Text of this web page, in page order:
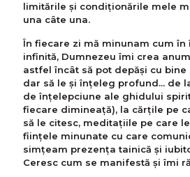
limitările și condiționările mele
una câte una.
În fiecare zi mă minunam cum în
infinită, Dumnezeu îmi crea
astfel încât să pot depăși cu
dar să le și înțeleg profund... de
de înţelepciune ale ghidului
fiecare dimineață), la cărțile pe
să le citesc, meditaţiile pe care
ființele minunate cu care
simțeam prezența tainică şi
Ceresc cum se manifestă și îmi